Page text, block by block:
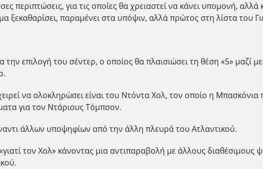
περιπτώσεις, για τις οποίες θα χρειαστεί να κάνει υπομονή, αλλά
παραμένει στα υπόψιν, αλλά πρώτος στη λίστα του
την επιλογή του σέντερ, ο οποίος θα πλαισιώσει τη θέση «5» μαζί
να ολοκληρώσει είναι του Ντόντα Χολ, τον οποίο η
για τον Ντάριους Τόμπσον.
άλλων υποψηφίων από την άλλη πλευρά του Ατλαντικού.
τον Χολ» κάνοντας μια αντιπαραβολή με άλλους